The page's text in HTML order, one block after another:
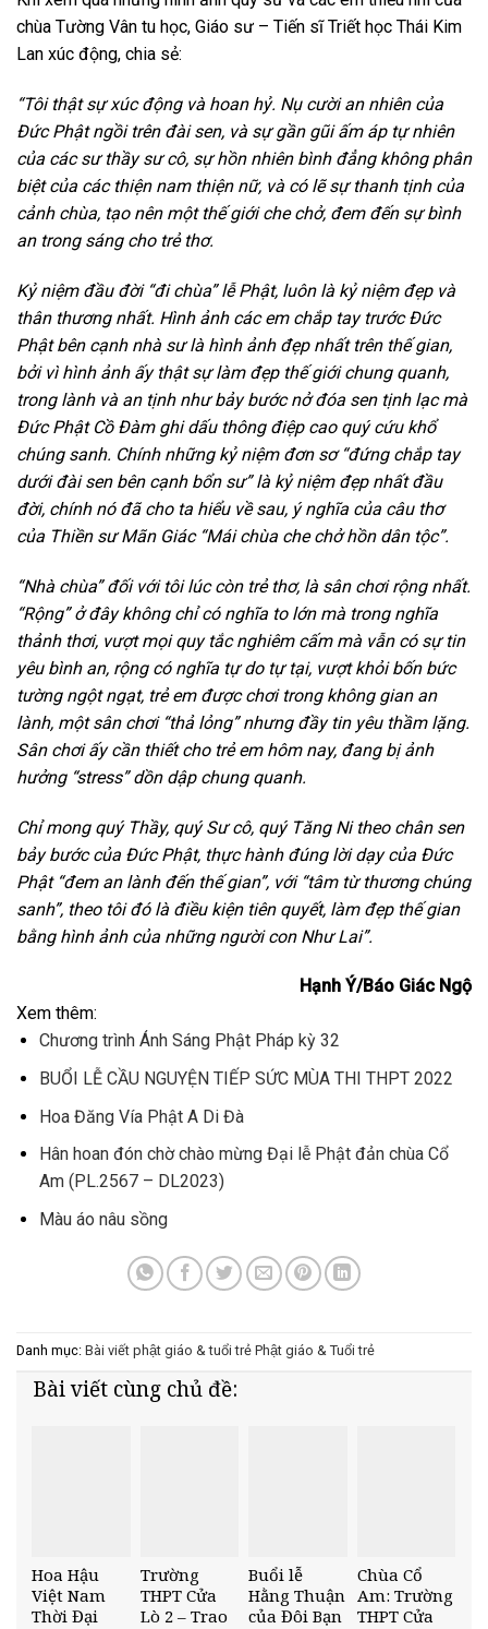
chùa Tường Vân tu học, Giáo sư – Tiến sĩ Triết học Thái Kim
Lan xúc động, chia sẻ:
“Tôi thật sự xúc động và hoan hỷ. Nụ cười an nhiên của
Đức Phật ngồi trên đài sen, và sự gần gũi ấm áp tự nhiên
của các sư thầy sư cô, sự hồn nhiên bình đẳng không phân
biệt của các thiện nam thiện nữ, và có lẽ sự thanh tịnh của
cảnh chùa, tạo nên một thế giới che chở, đem đến sự bình
an trong sáng cho trẻ thơ.
Kỷ niệm đầu đời “đi chùa” lễ Phật, luôn là kỷ niệm đẹp và
thân thương nhất. Hình ảnh các em chắp tay trước Đức
Phật bên cạnh nhà sư là hình ảnh đẹp nhất trên thế gian,
bởi vì hình ảnh ấy thật sự làm đẹp thế giới chung quanh,
trong lành và an tịnh như bảy bước nở đóa sen tịnh lạc mà
Đức Phật Cồ Đàm ghi dấu thông điệp cao quý cứu khổ
chúng sanh. Chính những kỷ niệm đơn sơ “đứng chắp tay
dưới đài sen bên cạnh bổn sư” là kỷ niệm đẹp nhất đầu
đời, chính nó đã cho ta hiểu về sau, ý nghĩa của câu thơ
của Thiền sư Mãn Giác “Mái chùa che chở hồn dân tộc”.
“Nhà chùa” đối với tôi lúc còn trẻ thơ, là sân chơi rộng nhất.
“Rộng” ở đây không chỉ có nghĩa to lớn mà trong nghĩa
thảnh thơi, vượt mọi quy tắc nghiêm cấm mà vẫn có sự tin
yêu bình an, rộng có nghĩa tự do tự tại, vượt khỏi bốn bức
tường ngột ngạt, trẻ em được chơi trong không gian an
lành, một sân chơi “thả lỏng” nhưng đầy tin yêu thầm lặng.
Sân chơi ấy cần thiết cho trẻ em hôm nay, đang bị ảnh
hưởng “stress” dồn dập chung quanh.
Chỉ mong quý Thầy, quý Sư cô, quý Tăng Ni theo chân sen
bảy bước của Đức Phật, thực hành đúng lời dạy của Đức
Phật “đem an lành đến thế gian”, với “tâm từ thương chúng
sanh”, theo tôi đó là điều kiện tiên quyết, làm đẹp thế gian
bằng hình ảnh của những người con Như Lai”.
Hạnh Ý/Báo Giác Ngộ
Xem thêm:
Chương trình Ánh Sáng Phật Pháp kỳ 32
BUỔI LỄ CẦU NGUYỆN TIẾP SỨC MÙA THI THPT 2022
Hoa Đăng Vía Phật A Di Đà
Hân hoan đón chờ chào mừng Đại lễ Phật đản chùa Cổ
Am (PL.2567 – DL2023)
Màu áo nâu sồng
Danh mục: Bài viết phật giáo & tuổi trẻ Phật giáo & Tuổi trẻ
Bài viết cùng chủ đề:
Hoa Hậu
Việt Nam
Thời Đại
Trường
THPT Cửa
Lò 2 – Trao
Buổi lễ
Hằng Thuận
của Đôi Bạn
Chùa Cổ
Am: Trường
THPT Cửa